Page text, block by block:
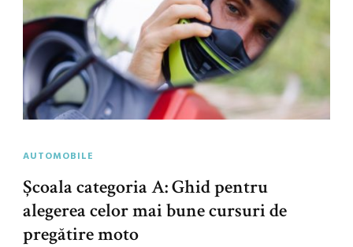
AUTOMOBILE
Școala categoria A: Ghid pentru
alegerea celor mai bune cursuri de
pregătire moto